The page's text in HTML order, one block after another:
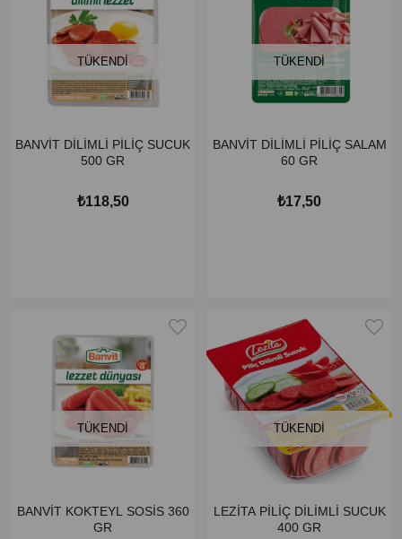
TÜKENDI
BANVİT DİLİMLİ PİLİÇ SUCUK
500 GR
₺118,50
TÜKENDI
BANVİT DİLİMLİ PİLİÇ SALAM
60 GR
₺17,50
TÜKENDI
BANVİT KOKTEYL SOSİS 360
GR
TÜKENDI
LEZİTA PİLİÇ DİLİMLİ SUCUK
400 GR